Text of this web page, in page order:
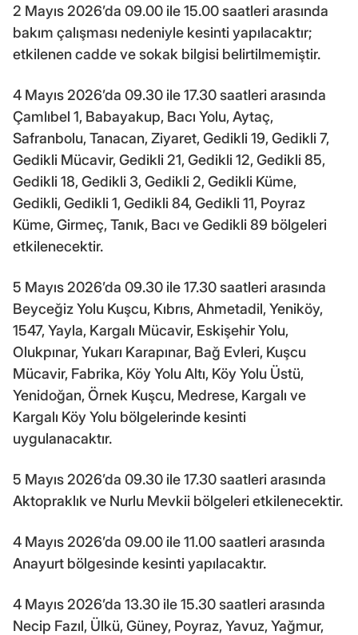
2 Mayıs 2026’da 09.00 ile 15.00 saatleri arasında
bakım çalışması nedeniyle kesinti yapılacaktır;
etkilenen cadde ve sokak bilgisi belirtilmemiştir.
4 Mayıs 2026’da 09.30 ile 17.30 saatleri arasında
Çamlıbel 1, Babayakup, Bacı Yolu, Aytaç,
Safranbolu, Tanacan, Ziyaret, Gedikli 19, Gedikli 7,
Gedikli Mücavir, Gedikli 21, Gedikli 12, Gedikli 85,
Gedikli 18, Gedikli 3, Gedikli 2, Gedikli Küme,
Gedikli, Gedikli 1, Gedikli 84, Gedikli 11, Poyraz
Küme, Girmeç, Tanık, Bacı ve Gedikli 89 bölgeleri
etkilenecektir.
5 Mayıs 2026’da 09.30 ile 17.30 saatleri arasında
Beyceğiz Yolu Kuşcu, Kıbrıs, Ahmetadil, Yeniköy,
1547, Yayla, Kargalı Mücavir, Eskişehir Yolu,
Olukpınar, Yukarı Karapınar, Bağ Evleri, Kuşcu
Mücavir, Fabrika, Köy Yolu Altı, Köy Yolu Üstü,
Yenidoğan, Örnek Kuşcu, Medrese, Kargalı ve
Kargalı Köy Yolu bölgelerinde kesinti
uygulanacaktır.
5 Mayıs 2026’da 09.30 ile 17.30 saatleri arasında
Aktopraklık ve Nurlu Mevkii bölgeleri etkilenecektir.
4 Mayıs 2026’da 09.00 ile 11.00 saatleri arasında
Anayurt bölgesinde kesinti yapılacaktır.
4 Mayıs 2026’da 13.30 ile 15.30 saatleri arasında
Necip Fazıl, Ülkü, Güney, Poyraz, Yavuz, Yağmur,